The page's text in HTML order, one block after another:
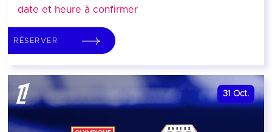
date et heure à confirmer
RÉSERVER
31 Oct.